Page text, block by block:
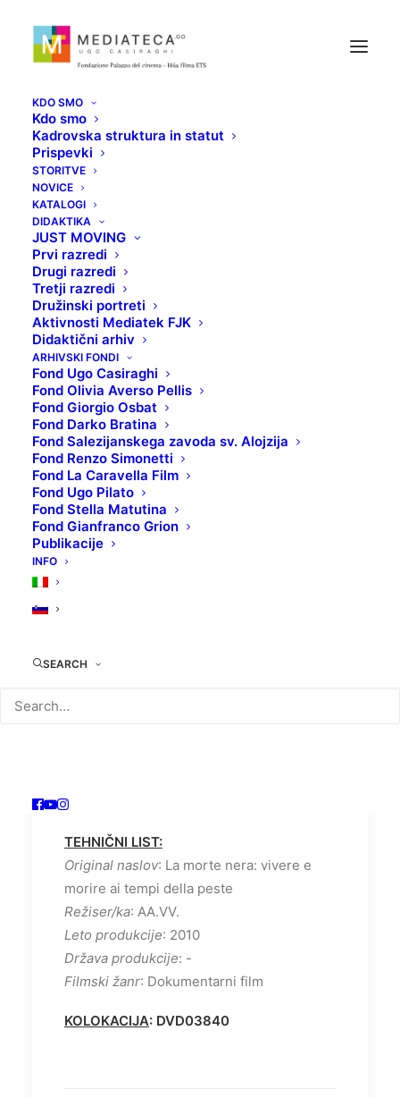
KDO SMO
Kdo smo
Kadrovska struktura in statut
Prispevki
STORITVE
NOVICE
KATALOGI
DIDAKTIKA
JUST MOVING
Prvi razredi
Drugi razredi
Tretji razredi
Družinski portreti
Aktivnosti Mediatek FJK
Didaktični arhiv
ARHIVSKI FONDI
Fond Ugo Casiraghi
Fond Olivia Averso Pellis
Fond Giorgio Osbat
Fond Darko Bratina
Fond Salezijanskega zavoda sv. Alojzija
Fond Renzo Simonetti
Fond La Caravella Film
Fond Ugo Pilato
Fond Stella Matutina
Fond Gianfranco Grion
Publikacije
INFO
SEARCH
Top Five Slo
UMIRATI V ČASU KUGE
TEHNIČNI LIST:
Original naslov: La morte nera: vivere e
morire ai tempi della peste
Režiser/ka: AA.VV.
Leto produkcije: 2010
Država produkcije: -
Filmski žanr: Dokumentarni film
KOLOKACIJA: DVD03840